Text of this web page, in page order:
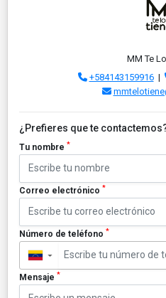
MM Te
+584143159916|
¿Prefieres que te
Tu nombre *
Correo electrónico *
Número de teléfono *
▼
Mensaje *